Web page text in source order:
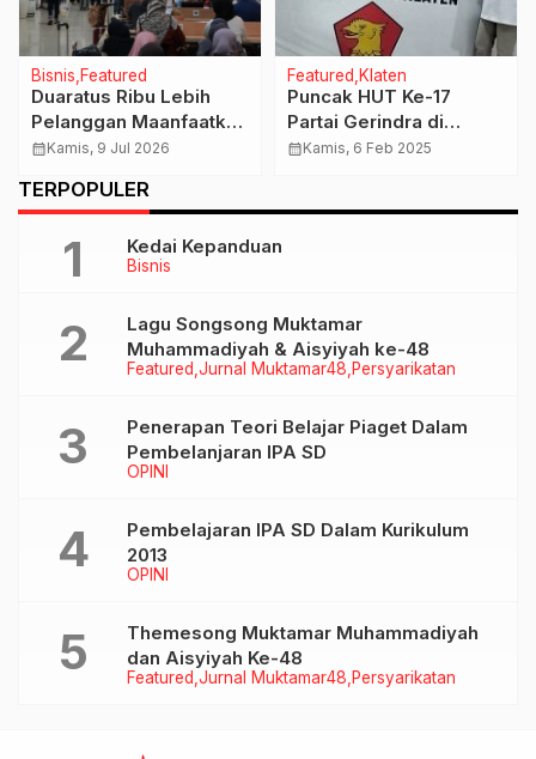
Bisnis Featured
Duaratus Ribu Lebih
Pelanggan Maanfaatkan
Promo Discount Tarif
Sekolah
calendar_monthKamis, 9 Jul 2026
Featured Klaten
Puncak HUT Ke-17
Partai Gerindra di
Klaten, Ketua DPC
calendar_monthKamis, 6 Feb 2025
TERPOPULER
Bisnis
Kedai Kepanduan
Featured Jurnal Muktamar48 Persyarikatan
Lagu Songsong Muktamar
Muhammadiyah & Aisyiyah ke-48
OPINI
Penerapan Teori Belajar Piaget Dalam
Pembelanjaran IPA SD
OPINI
Pembelajaran IPA SD Dalam Kurikulum
2013
Featured Jurnal Muktamar48 Persyarikatan
Themesong Muktamar Muhammadiyah
dan Aisyiyah Ke-48